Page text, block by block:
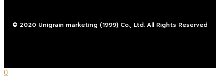
© 2020 Unigrain marketing (1999) Co., Ltd. All Rights Reserved
0